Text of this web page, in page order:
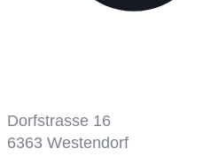
Dorfstrasse 16
6363 Westendorf